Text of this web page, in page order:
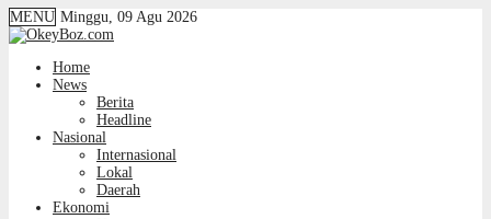
MENU Minggu, 09 Agu 2026
Home
News
Berita
Headline
Nasional
Internasional
Lokal
Daerah
Ekonomi